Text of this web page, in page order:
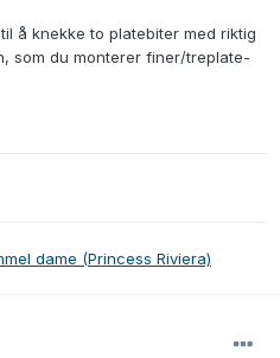
å knekke to platebiter med riktig
som du monterer finer/treplate-
dame (Princess Riviera)